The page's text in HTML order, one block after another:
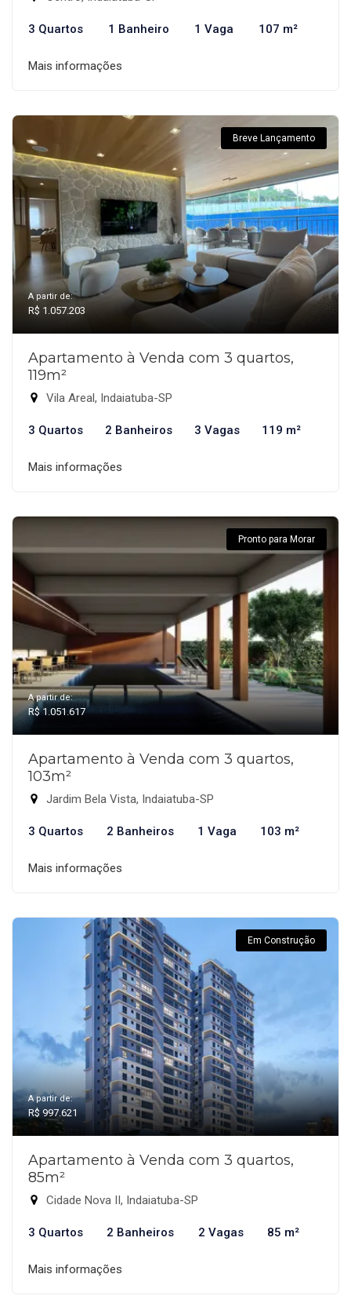
3 Quartos 1 Banheiro 1 Vaga 107 m²
Mais informações
Breve Lançamento
A partir de:
R$ 1.057.203
Apartamento à Venda com 3 quartos,
119m²
Vila Areal, Indaiatuba-SP
3 Quartos 2 Banheiros 3 Vagas 119 m²
Mais informações
Pronto para Morar
A partir de:
R$ 1.051.617
Apartamento à Venda com 3 quartos,
103m²
Jardim Bela Vista, Indaiatuba-SP
3 Quartos 2 Banheiros 1 Vaga 103 m²
Mais informações
Em Construção
A partir de:
R$ 997.621
Apartamento à Venda com 3 quartos,
85m²
Cidade Nova II, Indaiatuba-SP
3 Quartos 2 Banheiros 2 Vagas 85 m²
Mais informações